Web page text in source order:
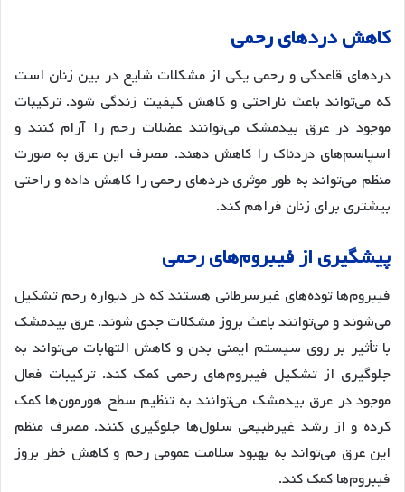
کاهشدردهایرحمی
دردهای قاعدگی و رحمی یکی از مشکلات شایع در بین زنان است
که می‌تواند باعث ناراحتی و کاهش کیفیت زندگی شود. ترکیبات
موجود در عرق بیدمشک می‌توانند عضلات رحم را آرام کنند و
اسپاسم‌های دردناک را کاهش دهند. مصرف این عرق به صورت
منظم می‌تواند به طور موثری دردهای رحمی را کاهش داده و راحتی
بیشتری برای زنان فراهم کند.
پیشگیری ازفیبرومهایرحمی
فیبروم‌ها توده‌های غیرسرطانی هستند که در دیواره رحم تشکیل
می‌شوند و می‌توانند باعث بروز مشکلات جدی شوند. عرق بیدمشک
با تأثیر بر روی سیستم ایمنی بدن و کاهش التهابات می‌تواند به
جلوگیری از تشکیل فیبروم‌های رحمی کمک کند. ترکیبات فعال
موجود در عرق بیدمشک می‌توانند به تنظیم سطح هورمون‌ها کمک
کرده و از رشد غیرطبیعی سلول‌ها جلوگیری کنند. مصرف منظم
این عرق می‌تواند به بهبود سلامت عمومی رحم و کاهش خطر بروز
فیبروم‌ها کمک کند.